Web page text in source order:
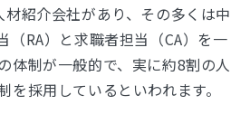
紹介会社があり、その多くは中
（RA）と求職者担当（CA）を一
体制が一般的で、実に約8割の人
を採用しているといわれます。